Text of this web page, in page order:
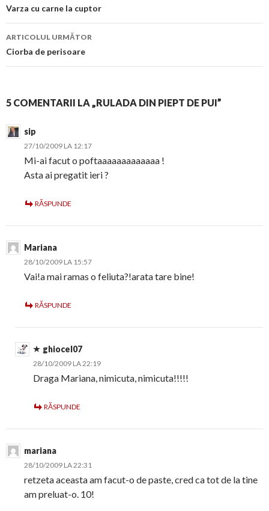
în
articol
Varza cu carne la cuptor
ARTICOLUL URMĂTOR
Ciorba de perisoare
5 COMENTARII LA „RULADA DIN PIEPT DE PUI”
sip
27/10/2009 LA 12:17
Mi-ai facut o poftaaaaaaaaaaaaa !
Asta ai pregatit ieri ?
RĂSPUNDE
Mariana
28/10/2009 LA 15:57
Vai!a mai ramas o feliuta?!arata tare bine!
RĂSPUNDE
ghiocel07
28/10/2009 LA 22:19
Draga Mariana, nimicuta, nimicuta!!!!!
RĂSPUNDE
mariana
28/10/2009 LA 22:31
retzeta aceasta am facut-o de paste, cred ca tot de la tine
am preluat-o. 10!